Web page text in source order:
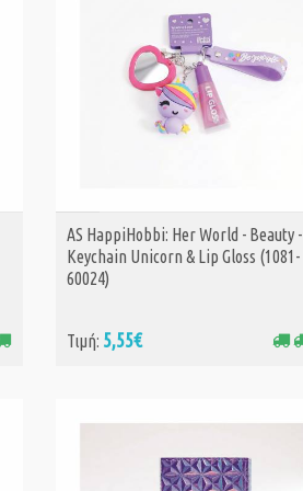
ΑΓΟΡΑ
AS HappiHobbi: Her World - Beauty -
Keychain Unicorn & Lip Gloss (1081-
60024)
Τιμή: 5,55€